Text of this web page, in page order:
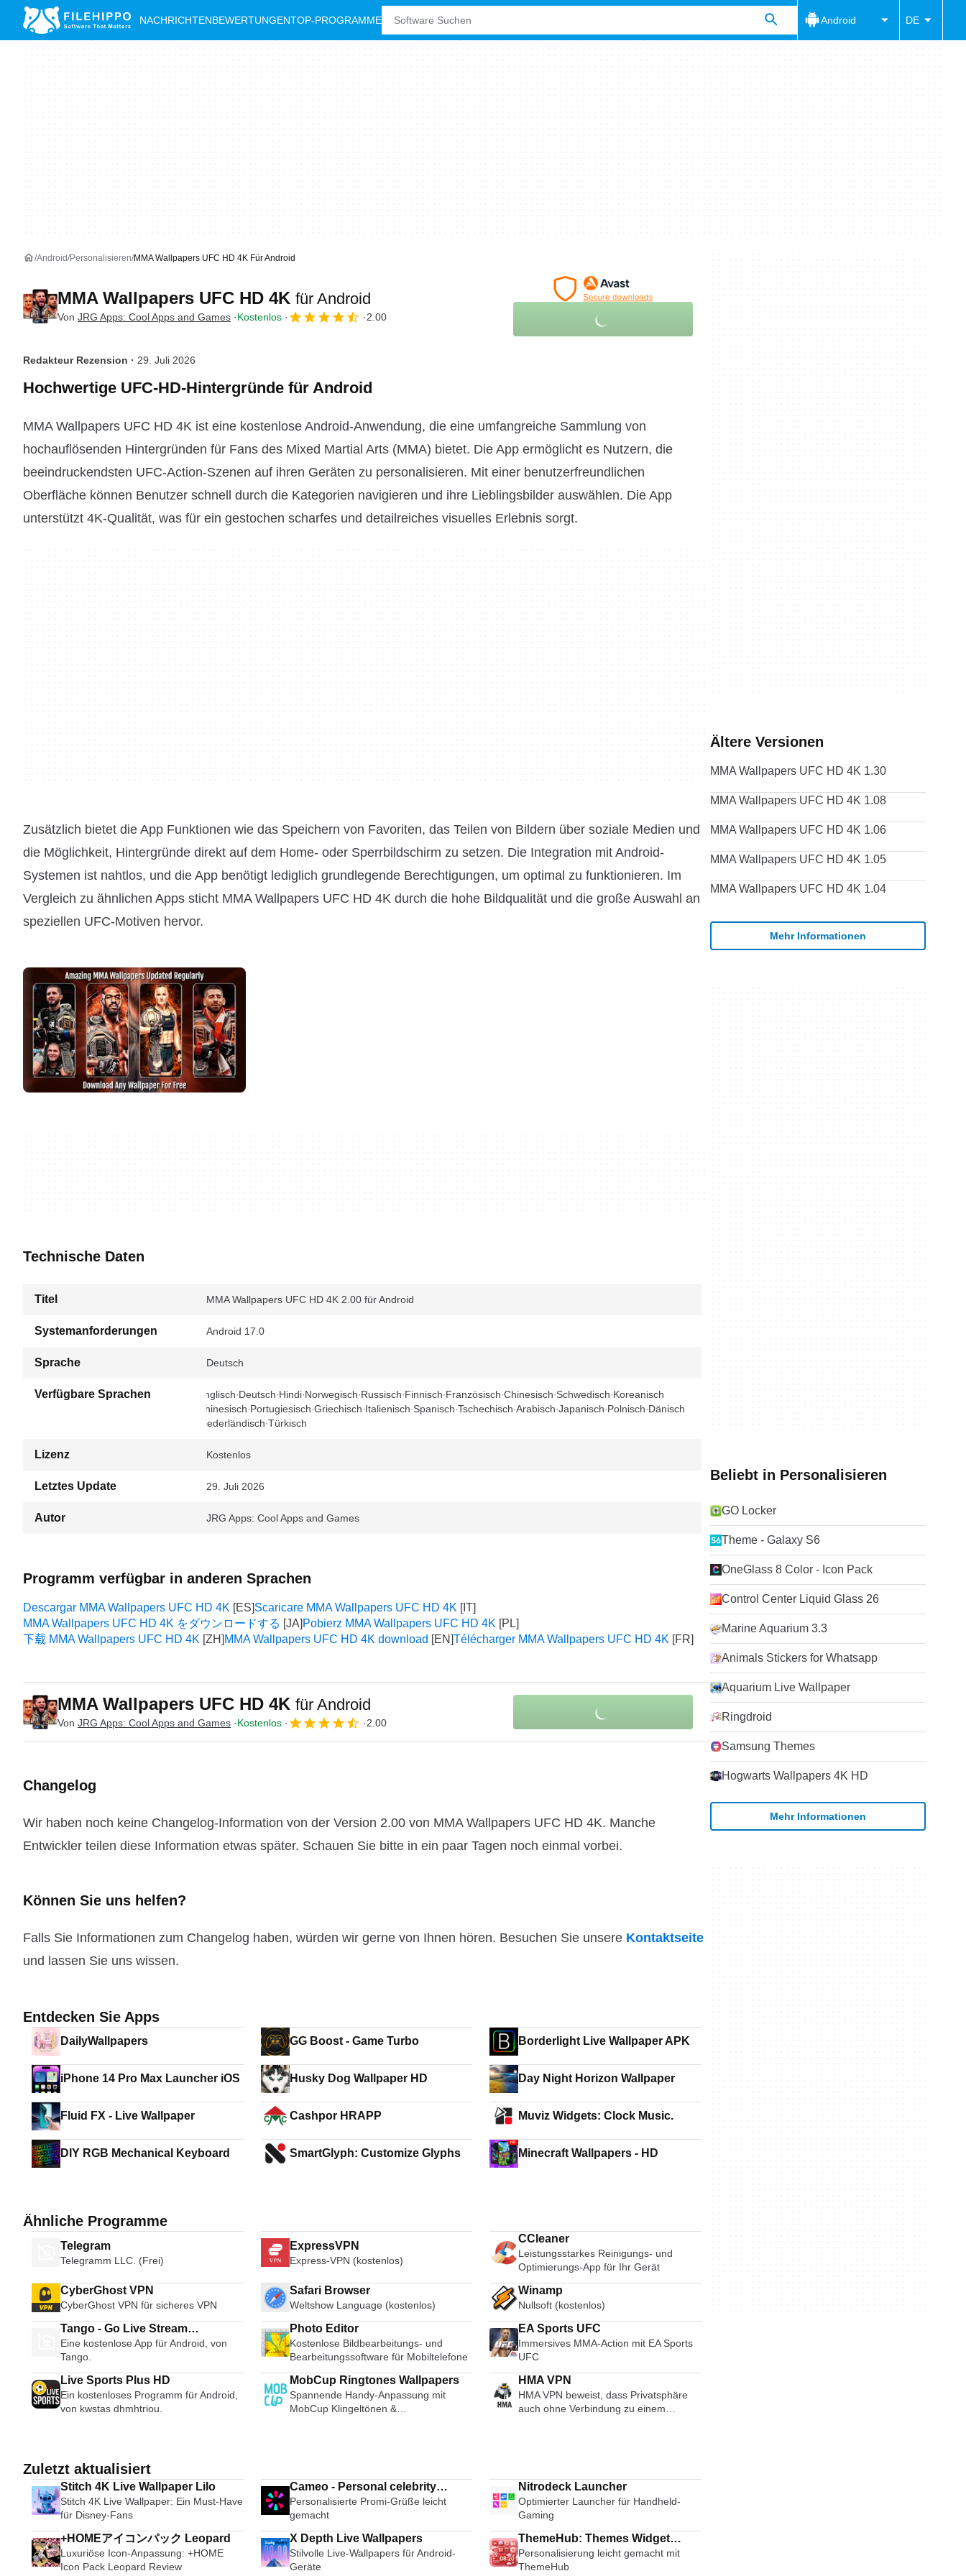
NACHRICHTENBEWERTUNGENTOP-PROGRAMME Android DE
Android Personalisieren MMA Wallpapers UFC HD 4K Für Android
MMA Wallpapers UFC HD 4K für Android
Von JRG Apps: Cool Apps and Games Kostenlos 2.00
Redakteur Rezension · 29. Juli 2026
Hochwertige UFC-HD-Hintergründe für Android
MMA Wallpapers UFC HD 4K ist eine kostenlose Android-Anwendung, die eine umfangreiche Sammlung von
hochauflösenden Hintergründen für Fans des Mixed Martial Arts (MMA) bietet. Die App ermöglicht es Nutzern, die
beeindruckendsten UFC-Action-Szenen auf ihren Geräten zu personalisieren. Mit einer benutzerfreundlichen
Oberfläche können Benutzer schnell durch die Kategorien navigieren und ihre Lieblingsbilder auswählen. Die App
unterstützt 4K-Qualität, was für ein gestochen scharfes und detailreiches visuelles Erlebnis sorgt.
Zusätzlich bietet die App Funktionen wie das Speichern von Favoriten, das Teilen von Bildern über soziale Medien und
die Möglichkeit, Hintergründe direkt auf dem Home- oder Sperrbildschirm zu setzen. Die Integration mit Android-
Systemen ist nahtlos, und die App benötigt lediglich grundlegende Berechtigungen, um optimal zu funktionieren. Im
Vergleich zu ähnlichen Apps sticht MMA Wallpapers UFC HD 4K durch die hohe Bildqualität und die große Auswahl an
speziellen UFC-Motiven hervor.
Technische Daten
Titel MMA Wallpapers UFC HD 4K 2.00 für Android
Systemanforderungen Android 17.0
Sprache Deutsch
Verfügbare Sprachen Englisch Deutsch Hindi Norwegisch Russisch Finnisch Französisch Chinesisch Schwedisch Koreanisch
Chinesisch Portugiesisch Griechisch Italienisch Spanisch Tschechisch Arabisch Japanisch Polnisch Dänisch
Niederländisch Türkisch
Lizenz Kostenlos
Letztes Update 29. Juli 2026
Autor JRG Apps: Cool Apps and Games
Programm verfügbar in anderen Sprachen
Descargar MMA Wallpapers UFC HD 4K
Scaricare MMA Wallpapers UFC HD 4K
MMA Wallpapers UFC HD 4K をダウンロードする
Pobierz MMA Wallpapers UFC HD 4K
下载 MMA Wallpapers UFC HD 4K
MMA Wallpapers UFC HD 4K download Télécharger MMA Wallpapers UFC HD 4K
MMA Wallpapers UFC HD 4K für Android
Von JRG Apps: Cool Apps and Games Kostenlos 2.00
Changelog
Wir haben noch keine Changelog-Information von der Version 2.00 von MMA Wallpapers UFC HD 4K. Manche
Entwickler teilen diese Information etwas später. Schauen Sie bitte in ein paar Tagen noch einmal vorbei.
Können Sie uns helfen?
Falls Sie Informationen zum Changelog haben, würden wir gerne von Ihnen hören. Besuchen Sie unsere Kontaktseite
und lassen Sie uns wissen.
Entdecken Sie Apps
DailyWallpapers GG Boost - Game Turbo Borderlight Live Wallpaper APK
iPhone 14 Pro Max Launcher iOS Husky Dog Wallpaper HD Day Night Horizon Wallpaper
Fluid FX - Live Wallpaper Cashpor HRAPP Muviz Widgets: Clock Music.
DIY RGB Mechanical Keyboard SmartGlyph: Customize Glyphs Minecraft Wallpapers - HD
Ähnliche Programme
Telegram
Telegramm LLC. (Frei)
ExpressVPN
Express-VPN (kostenlos)
CCleaner
Leistungsstarkes Reinigungs- und
Optimierungs-App für Ihr Gerät
CyberGhost VPN
CyberGhost VPN für sicheres VPN
Safari Browser
Weltshow Language (kostenlos)
Winamp
Nullsoft (kostenlos)
Tango - Go Live Stream
Broadcast Live Video Chat
Eine kostenlose App für Android, von
Tango.
Photo Editor
Kostenlose Bildbearbeitungs- und
Bearbeitungssoftware für Mobiltelefone
EA Sports UFC
Immersives MMA-Action mit EA Sports
UFC
Live Sports Plus HD
Ein kostenloses Programm für Android,
von kwstas dhmhtriou.
MobCup Ringtones Wallpapers
Spannende Handy-Anpassung mit
MobCup Klingeltönen &
HMA VPN
HMA VPN beweist, dass Privatsphäre
auch ohne Verbindung zu einem
Zuletzt aktualisiert
Stitch 4K Live Wallpaper Lilo
Stitch 4K Live Wallpaper: Ein Must-Have
für Disney-Fans
Cameo - Personal celebrity
videos
Personalisierte Promi-Grüße leicht
gemacht
Nitrodeck Launcher
Optimierter Launcher für Handheld-
Gaming
+HOMEアイコンパック Leopard
Luxuriöse Icon-Anpassung: +HOME
Icon Pack Leopard Review
X Depth Live Wallpapers
Stilvolle Live-Wallpapers für Android-
Geräte
ThemeHub: Themes Widget
Icons
Personalisierung leicht gemacht mit
ThemeHub
Ältere Versionen
MMA Wallpapers UFC HD 4K 1.30
MMA Wallpapers UFC HD 4K 1.08
MMA Wallpapers UFC HD 4K 1.06
MMA Wallpapers UFC HD 4K 1.05
MMA Wallpapers UFC HD 4K 1.04
Mehr Informationen
Beliebt in Personalisieren
GO Locker
Theme - Galaxy S6
OneGlass 8 Color - Icon Pack
Control Center Liquid Glass 26
Marine Aquarium 3.3
Animals Stickers for Whatsapp
Aquarium Live Wallpaper
Ringdroid
Samsung Themes
Hogwarts Wallpapers 4K HD
Mehr Informationen